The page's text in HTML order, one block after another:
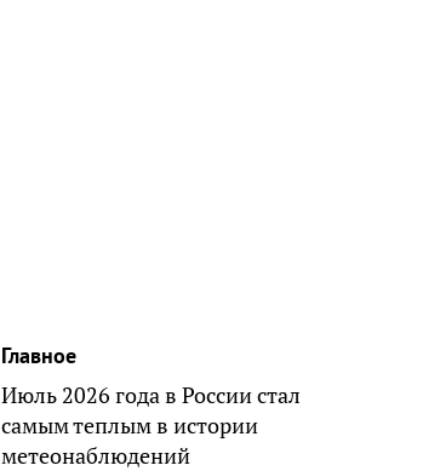
Главное
Июль 2026 года в России стал
самым теплым в истории
метеонаблюдений